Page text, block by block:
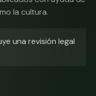
la cultura.
una revisión legal